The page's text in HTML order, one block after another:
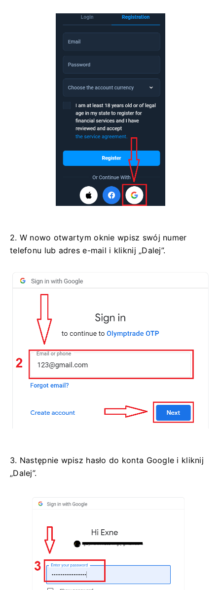
2. W nowo otwartym oknie wpisz swój numer
telefonu lub adres e-mail i kliknij „Dalej”.
3. Następnie wpisz hasło do konta Google i kliknij
„Dalej”.